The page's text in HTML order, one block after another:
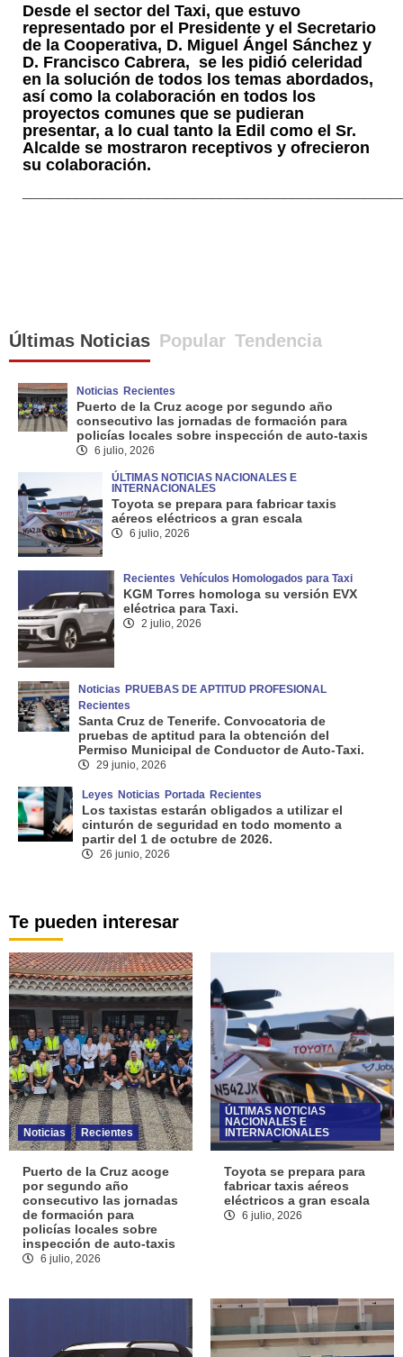
Desde el sector del Taxi, que estuvo
representado por el Presidente y el Secretario
de la Cooperativa, D. Miguel Ángel Sánchez y
D. Francisco Cabrera, se les pidió celeridad
en la solución de todos los temas abordados,
así como la colaboración en todos los
proyectos comunes que se pudieran
presentar, a lo cual tanto la Edil como el Sr.
Alcalde se mostraron receptivos y ofrecieron
su colaboración.
Últimas Noticias Popular Tendencia
Noticias Recientes
Puerto de la Cruz acoge por segundo año
consecutivo las jornadas de formación para
policías locales sobre inspección de auto-taxis
6 julio, 2026
ÚLTIMAS NOTICIAS NACIONALES E
INTERNACIONALES
Toyota se prepara para fabricar taxis
aéreos eléctricos a gran escala
6 julio, 2026
Recientes Vehículos Homologados para Taxi
KGM Torres homologa su versión EVX
eléctrica para Taxi.
2 julio, 2026
Noticias PRUEBAS DE APTITUD PROFESIONAL
Recientes
Santa Cruz de Tenerife. Convocatoria de
pruebas de aptitud para la obtención del
Permiso Municipal de Conductor de Auto-Taxi.
29 junio, 2026
Leyes Noticias Portada Recientes
Los taxistas estarán obligados a utilizar el
cinturón de seguridad en todo momento a
partir del 1 de octubre de 2026.
26 junio, 2026
Te pueden interesar
Noticias Recientes
Puerto de la Cruz acoge
por segundo año
consecutivo las jornadas
de formación para
policías locales sobre
inspección de auto-taxis
6 julio, 2026
ÚLTIMAS NOTICIAS
NACIONALES E
INTERNACIONALES
Toyota se prepara para
fabricar taxis aéreos
eléctricos a gran escala
6 julio, 2026